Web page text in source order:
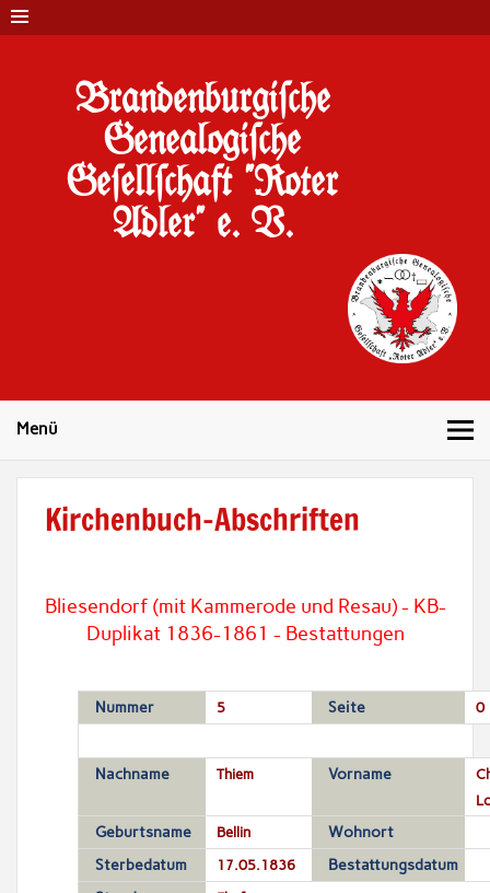
Brandenburgi#che
Genealogi#che
Ge#ell#chaft "Roter
Adler" e. V.
Menü
Kirchenbuch-Abschriften
Bliesendorf (mit Kammerode und Resau) - KB-
Duplikat 1836-1861 - Bestattungen
Nummer 5 Seite 0
Nachname Thiem Vorname
Geburtsname Bellin
Wohnort
Sterbedatum
17.05.1836
Bestattungsdatum